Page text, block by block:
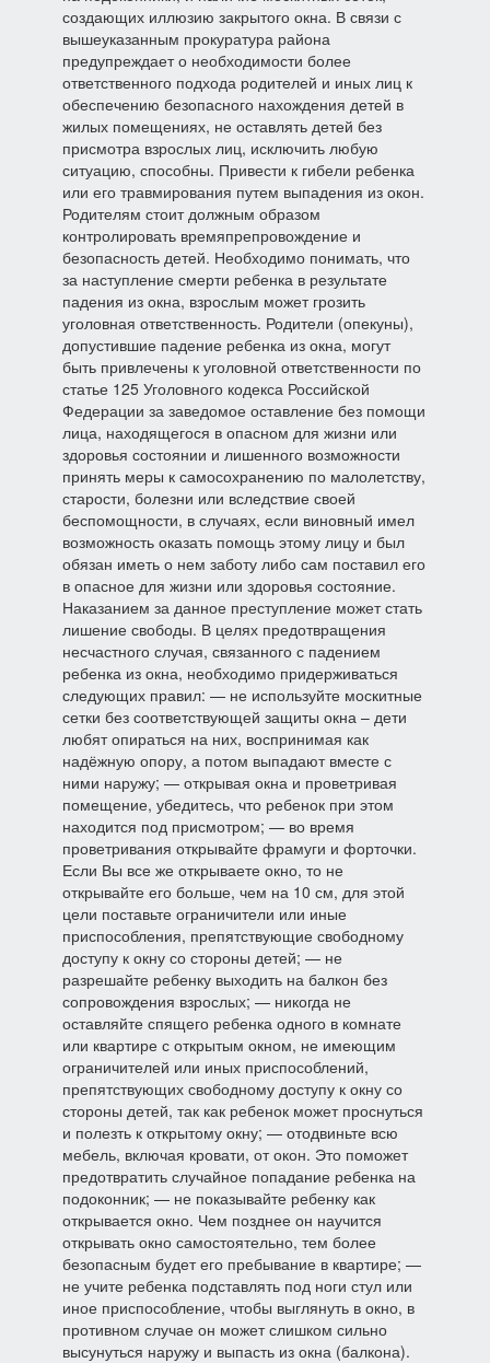
создающих иллюзию закрытого окна. В связи с
вышеуказанным прокуратура района
предупреждает о необходимости более
ответственного подхода родителей и иных лиц к
обеспечению безопасного нахождения детей в
жилых помещениях, не оставлять детей без
присмотра взрослых лиц, исключить любую
ситуацию, способны. Привести к гибели ребенка
или его травмирования путем выпадения из окон.
Родителям стоит должным образом
контролировать времяпрепровождение и
безопасность детей. Необходимо понимать, что
за наступление смерти ребенка в результате
падения из окна, взрослым может грозить
уголовная ответственность. Родители (опекуны),
допустившие падение ребенка из окна, могут
быть привлечены к уголовной ответственности по
статье 125 Уголовного кодекса Российской
Федерации за заведомое оставление без помощи
лица, находящегося в опасном для жизни или
здоровья состоянии и лишенного возможности
принять меры к самосохранению по малолетству,
старости, болезни или вследствие своей
беспомощности, в случаях, если виновный имел
возможность оказать помощь этому лицу и был
обязан иметь о нем заботу либо сам поставил его
в опасное для жизни или здоровья состояние.
Наказанием за данное преступление может стать
лишение свободы. В целях предотвращения
несчастного случая, связанного с падением
ребенка из окна, необходимо придерживаться
следующих правил: — не используйте москитные
сетки без соответствующей защиты окна – дети
любят опираться на них, воспринимая как
надёжную опору, а потом выпадают вместе с
ними наружу; — открывая окна и проветривая
помещение, убедитесь, что ребенок при этом
находится под присмотром; — во время
проветривания открывайте фрамуги и форточки.
Если Вы все же открываете окно, то не
открывайте его больше, чем на 10 см, для этой
цели поставьте ограничители или иные
приспособления, препятствующие свободному
доступу к окну со стороны детей; — не
разрешайте ребенку выходить на балкон без
сопровождения взрослых; — никогда не
оставляйте спящего ребенка одного в комнате
или квартире с открытым окном, не имеющим
ограничителей или иных приспособлений,
препятствующих свободному доступу к окну со
стороны детей, так как ребенок может проснуться
и полезть к открытому окну; — отодвиньте всю
мебель, включая кровати, от окон. Это поможет
предотвратить случайное попадание ребенка на
подоконник; — не показывайте ребенку как
открывается окно. Чем позднее он научится
открывать окно самостоятельно, тем более
безопасным будет его пребывание в квартире; —
не учите ребенка подставлять под ноги стул или
иное приспособление, чтобы выглянуть в окно, в
противном случае он может слишком сильно
высунуться наружу и выпасть из окна (балкона).